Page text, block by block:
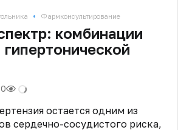
• Фармконсультирование
комбинации
остается одним из
сердечно-сосудистого риска,